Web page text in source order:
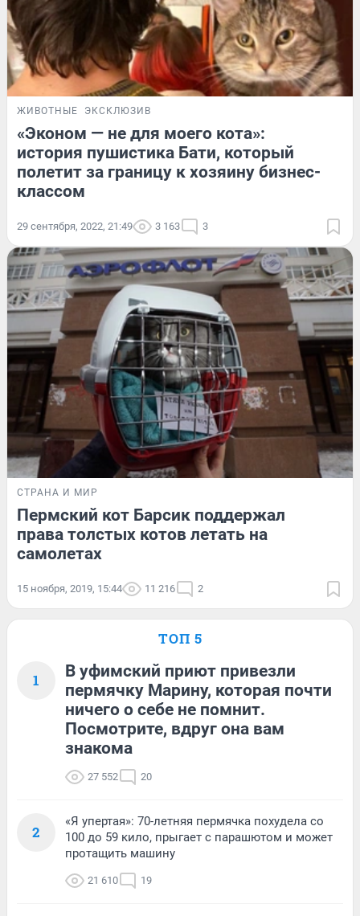
ЖИВОТНЫЕ ЭКСКЛЮЗИВ
«Эконом — не для моего кота»:
история пушистика Бати, который
полетит за границу к хозяину бизнес-
классом
29 сентября, 2022, 21:49 3 163 3
СТРАНА И МИР
Пермский кот Барсик поддержал
права толстых котов летать на
самолетах
15 ноября, 2019, 15:44 11 216 2
ТОП 5
1
В уфимский приют привезли
пермячку Марину, которая почти
ничего о себе не помнит.
Посмотрите, вдруг она вам
знакома
27 552 20
2
«Я упертая»: 70-летняя пермячка похудела со
100 до 59 кило, прыгает с парашютом и может
протащить машину
21 610 19